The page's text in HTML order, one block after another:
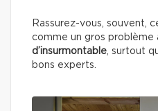
Rassurez-vous, souvent,
comme un gros problème
d’insurmontable, surtout
bons experts.